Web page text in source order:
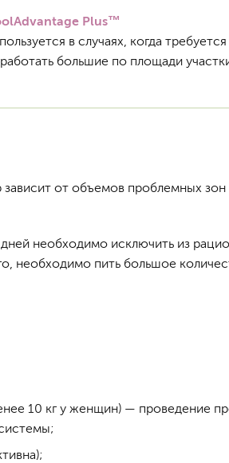
Plus™
в случаях, когда требуется
большие по площади
от объемов проблемных
необходимо исключить из
необходимо пить большое
10 кг у женщин) — проведение